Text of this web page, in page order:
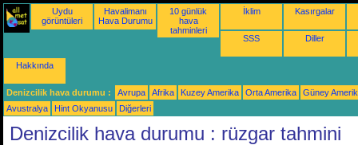
Uydu
görüntüleri
Havalimanı
Hava Durumu
10 günlük
hava
tahminleri
İklim Kasırgalar
SSS Diller
Hakkında
Denizcilik hava durumu : Avrupa Afrika Kuzey Amerika Orta Amerika
Güney
Avustralya
Hint Okyanusu Diğerleri
Denizcilik hava durumu : rüzgar tahmini